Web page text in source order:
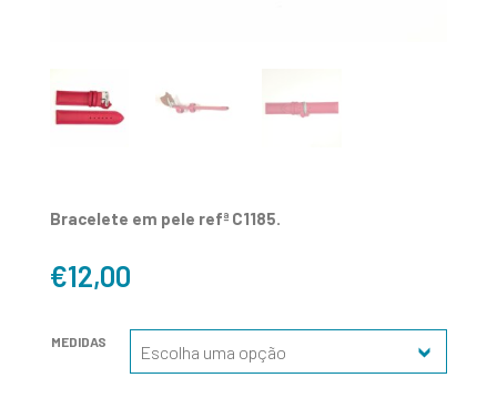
Bracelete em pele refª C1185.
€12,00
MEDIDAS